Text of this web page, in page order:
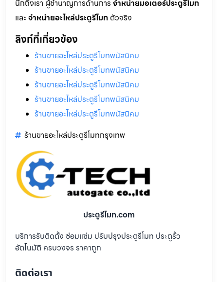
นึกถึงเรา ผู้ชำนาญการด้านการ จำหน่ายมอเตอร์ประตูรีโมท
และ จำหน่ายอะไหล่ประตูรีโมท ตัวจริง
ลิงก์ที่เกี่ยวข้อง
ร้านขายอะไหล่ประตูรีโมทพนัสนิคม
ร้านขายอะไหล่ประตูรีโมทพนัสนิคม
ร้านขายอะไหล่ประตูรีโมทพนัสนิคม
ร้านขายอะไหล่ประตูรีโมทพนัสนิคม
ร้านขายอะไหล่ประตูรีโมทพนัสนิคม
ร้านขายอะไหล่ประตูรีโมทกรุงเทพ
ประตูรีโมท.com
บริการรับติดตั้ง ซ่อมแซ่ม ปรับปรุงประตูรีโมท ประตูรั้ว
อัตโนมัติ ครบวงจร ราคาถูก
ติดต่อเรา